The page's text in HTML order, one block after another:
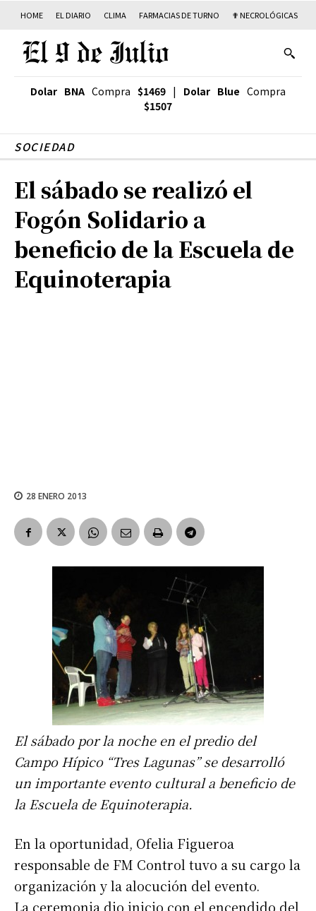
HOME EL DIARIO CLIMA FARMACIAS DE TURNO ✟ NECROLÓGICAS
Dolar BNA Compra $1469 | Dolar Blue Compra
$1507
SOCIEDAD
El sábado se realizó el
Fogón Solidario a
beneficio de la Escuela de
Equinoterapia
28 ENERO 2013
El sábado por la noche en el predio del
Campo Hípico “Tres Lagunas” se desarrolló
un importante evento cultural a beneficio de
la Escuela de Equinoterapia.
En la oportunidad, Ofelia Figueroa
responsable de FM Control tuvo a su cargo la
organización y la alocución del evento.
La ceremonia dio inicio con el encendido del